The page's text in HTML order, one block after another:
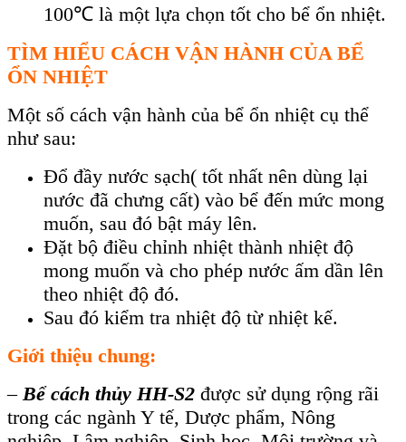
100℃ là một lựa chọn tốt cho bể ổn nhiệt.
TÌM HIỂU CÁCH VẬN HÀNH CỦA BỂ
ỔN NHIỆT
Một số cách vận hành của bể ổn nhiệt cụ thể
như sau:
Đổ đầy nước sạch( tốt nhất nên dùng lại
nước đã chưng cất) vào bể đến mức mong
muốn, sau đó bật máy lên.
Đặt bộ điều chỉnh nhiệt thành nhiệt độ
mong muốn và cho phép nước ấm dần lên
theo nhiệt độ đó.
Sau đó kiểm tra nhiệt độ từ nhiệt kế.
Giới thiệu chung:
–Bể cách thủy HH-S2 được sử dụng rộng rãi
trong các ngành Y tế, Dược phẩm, Nông